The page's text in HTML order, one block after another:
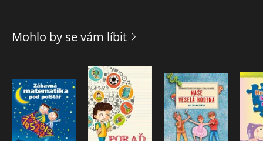
Mohlo by se vám líbit